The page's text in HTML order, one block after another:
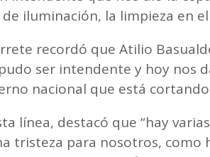
iluminación, la limpieza en
recordó que Atilio
ser intendente y hoy nos
nacional que está
línea, destacó que “hay
tristeza para nosotros, como